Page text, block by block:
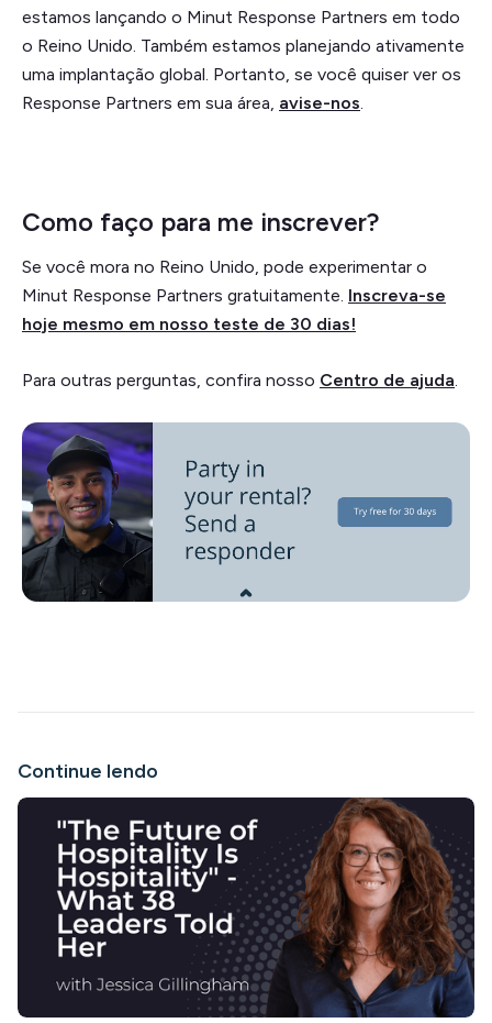
estamos lançando o Minut Response Partners em todo
o Reino Unido. Também estamos planejando ativamente
uma implantação global. Portanto, se você quiser ver os
Response Partners em sua área, avise-nos.
Como faço para me inscrever?
Se você mora no Reino Unido, pode experimentar o
Minut Response Partners gratuitamente. Inscreva-se
hoje mesmo em nosso teste de 30 dias!
Para outras perguntas, confira nosso Centro de ajuda.
Continue lendo